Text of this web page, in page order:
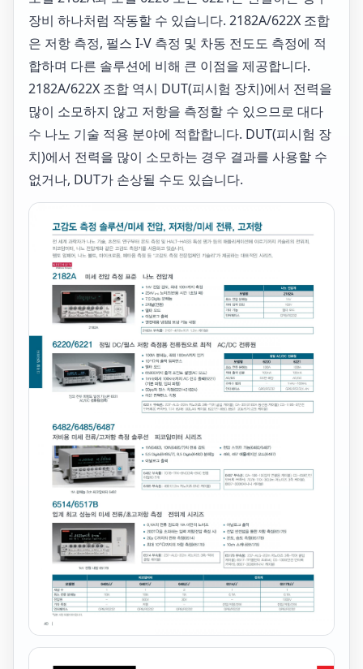
장비 하나처럼 작동할 수 있습니다. 2182A/622X 조합
은 저항 측정, 펄스 I-V 측정 및 차동 전도도 측정에 적
합하며 다른 솔루션에 비해 큰 이점을 제공합니다.
2182A/622X 조합 역시 DUT(피시험 장치)에서 전력을
많이 소모하지 않고 저항을 측정할 수 있으므로 대다
수 나노 기술 적용 분야에 적합합니다. DUT(피시험 장
치)에서 전력을 많이 소모하는 경우 결과를 사용할 수
없거나, DUT가 손상될 수도 있습니다.